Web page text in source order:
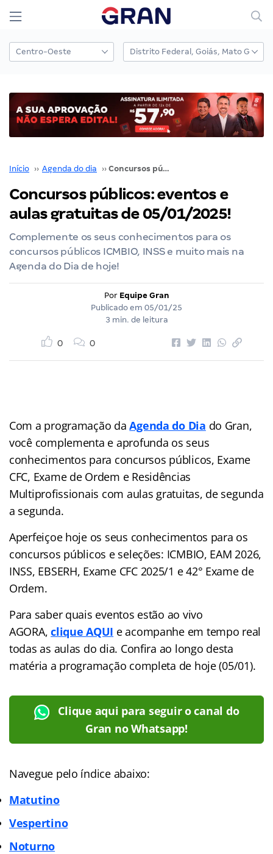
Início ›› Agenda do dia ›› Concursos públicos: eventos e aulas gratuitas de 05/01/2025!
Concursos públicos: eventos e
aulas gratuitas de 05/01/2025!
Complemente os seus conhecimentos para os
concursos públicos ICMBIO, INSS e muito mais na
Agenda do Dia de hoje!
Por Equipe Gran
Publicado em 05/01/25
3 min. de leitura
0 0
Com a programação daAgenda do Dia do Gran,
você complementa e aprofunda os seus
conhecimentos para concursos públicos, Exame
CFC, Exame de Ordem e Residências
Multiprofissionais com aulas gratuitas, de segunda
a segunda.
Aperfeiçoe hoje os seus conhecimentos para os
concursos públicos e seleções: ICMBIO, EAM 2026,
INSS, EBSERH, Exame CFC 2025/1 e 42° Exame de
Ordem.
Para saber quais eventos estão ao vivo
AGORA,clique AQUI e acompanhe em tempo real
todas as aulas do dia. Confira ao longo desta
matéria a programação completa de hoje (05/01).
Clique aqui para seguir o canal do
Gran no Whatsapp!
Navegue pelo índice abaixo:
Matutino
Vespertino
Noturno